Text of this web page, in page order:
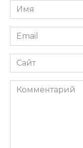
Имя
*
Email
*
Сайт
Комментарий